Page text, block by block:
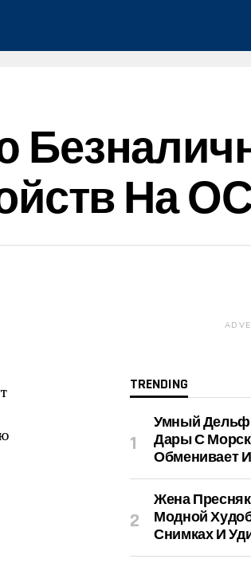
На
TRENDING
Умный
Дары С
Обменивает
Жена
Модной
Снимках И